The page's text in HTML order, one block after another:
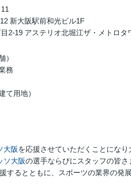
新大阪駅前和光ビル1F
2-19 アステリオ北堀江ザ・メトロタ
）
務
て用地）
大阪 を応援させていただくことになり
ソ大阪の選手ならびにスタッフの皆さ
するとともに、スポーツの業界の発